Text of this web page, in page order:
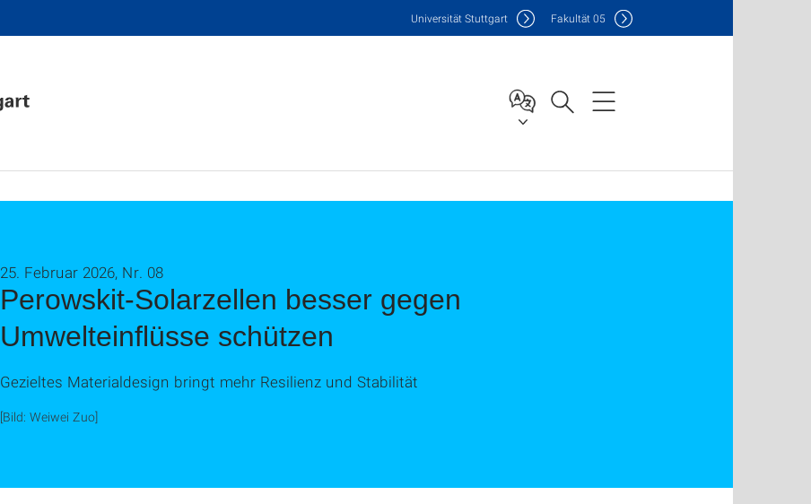
Universität Stuttgart Fakultät05
Perowskit-Solarzellen besser gegen
Umwelteinflüsse schützen
25. Februar 2026, Nr. 08
Gezieltes Materialdesign bringt mehr Resilienz und Stabilität
[Bild: Weiwei Zuo]